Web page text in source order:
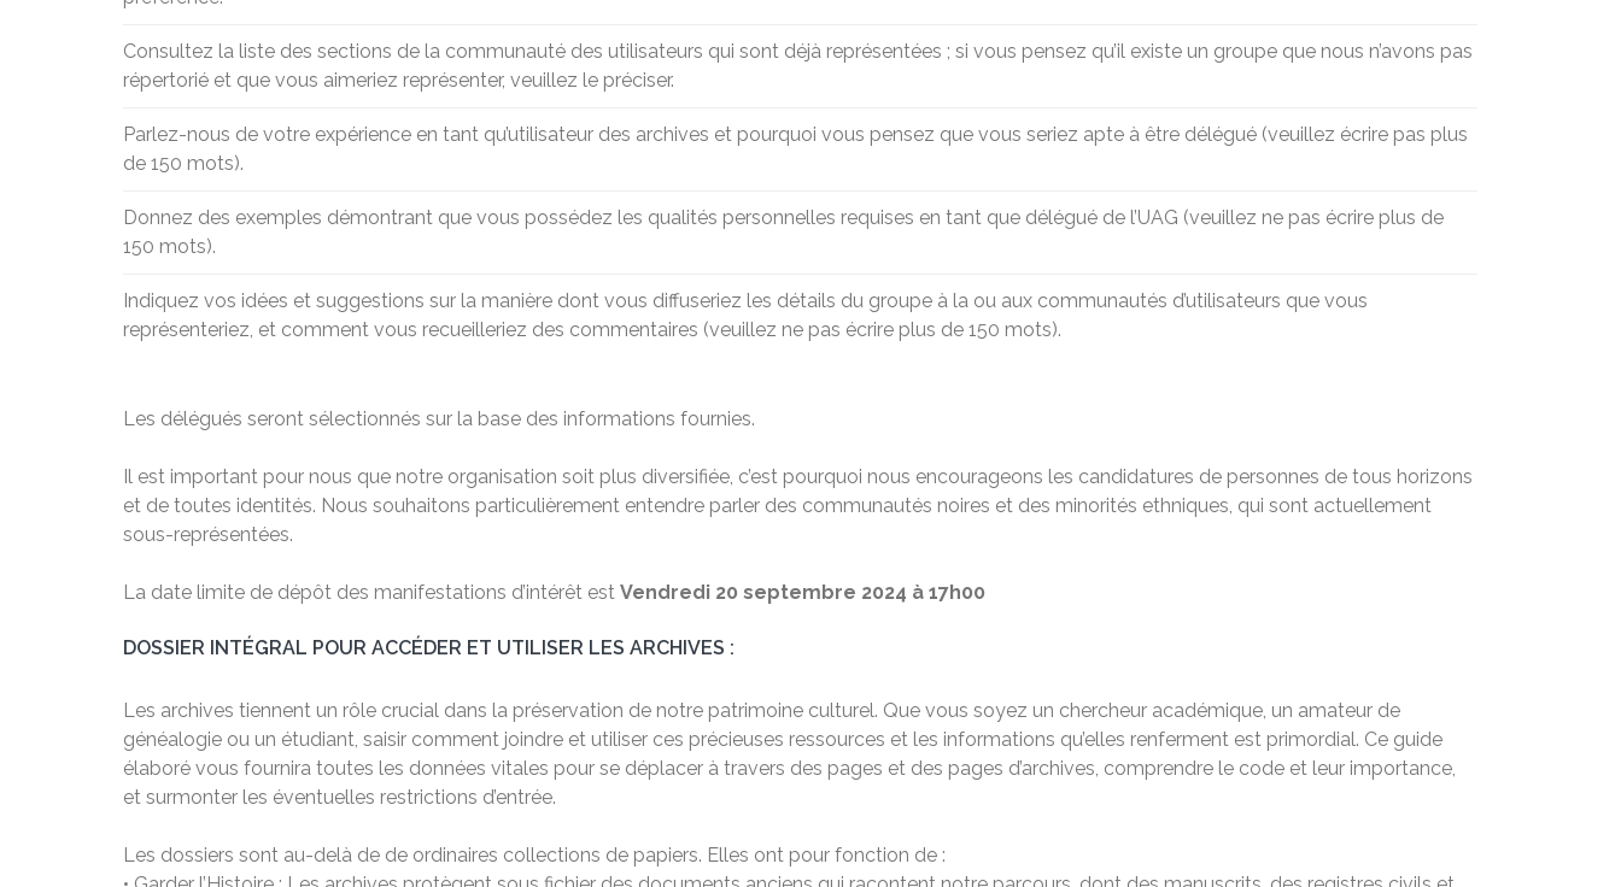
Consultez la liste des sections de la communauté des utilisateurs qui sont déjà représentées ; si vous pensez qu’il existe un groupe que nous n’avons pas
répertorié et que vous aimeriez représenter, veuillez le préciser.
Parlez-nous de votre expérience en tant qu’utilisateur des archives et pourquoi vous pensez que vous seriez apte à être délégué (veuillez écrire pas plus
de 150 mots).
Donnez des exemples démontrant que vous possédez les qualités personnelles requises en tant que délégué de l’UAG (veuillez ne pas écrire plus de
150 mots).
Indiquez vos idées et suggestions sur la manière dont vous diffuseriez les détails du groupe à la ou aux communautés d’utilisateurs que vous
représenteriez, et comment vous recueilleriez des commentaires (veuillez ne pas écrire plus de 150 mots).
Les délégués seront sélectionnés sur la base des informations fournies.
Il est important pour nous que notre organisation soit plus diversifiée, c’est pourquoi nous encourageons les candidatures de personnes de tous horizons
et de toutes identités. Nous souhaitons particulièrement entendre parler des communautés noires et des minorités ethniques, qui sont actuellement
sous-représentées.
La date limite de dépôt des manifestations d’intérêt est Vendredi 20 septembre 2024 à 17h00
DOSSIER INTÉGRAL POUR ACCÉDER ET UTILISER LES ARCHIVES :
Les archives tiennent un rôle crucial dans la préservation de notre patrimoine culturel. Que vous soyez un chercheur académique, un amateur de
généalogie ou un étudiant, saisir comment joindre et utiliser ces précieuses ressources et les informations qu’elles renferment est primordial. Ce guide
élaboré vous fournira toutes les données vitales pour se déplacer à travers des pages et des pages d’archives, comprendre le code et leur importance,
et surmonter les éventuelles restrictions d’entrée.
Les dossiers sont au-delà de de ordinaires collections de papiers. Elles ont pour fonction de :